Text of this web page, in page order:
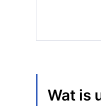
Wat is